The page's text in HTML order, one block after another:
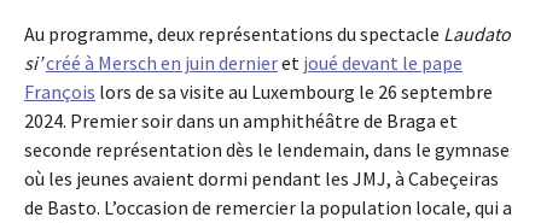
Au programme, deux représentations du spectacle Laudato
si’créé à Mersch en juin dernieret joué devant le pape
François lors de sa visite au Luxembourg le 26 septembre
2024. Premier soir dans un amphithéâtre de Braga et
seconde représentation dès le lendemain, dans le gymnase
où les jeunes avaient dormi pendant les JMJ, à Cabeçeiras
de Basto. L’occasion de remercier la population locale, qui a